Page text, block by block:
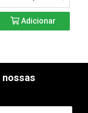
Adicionar
nossas